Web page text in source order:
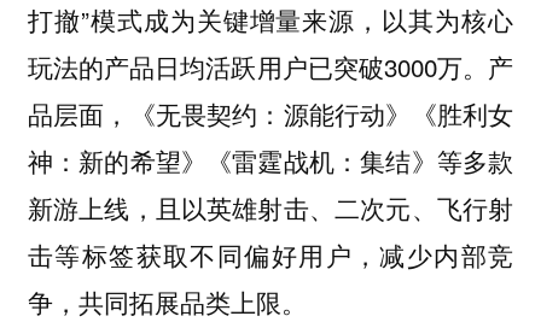
打撤”模式成为关键增量来源，以其为核心
玩法的产品日均活跃用户已突破3000万。产
品层面，《无畏契约：源能行动》《胜利女
神：新的希望》《雷霆战机：集结》等多款
新游上线，且以英雄射击、二次元、飞行射
击等标签获取不同偏好用户，减少内部竞
争，共同拓展品类上限。